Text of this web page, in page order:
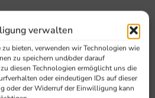
verwalten
bieten, verwenden wir Technologien wie
zu speichern und/oder darauf
diesen Technologien ermöglicht uns die
oder eindeutigen IDs auf dieser
oder der Widerruf der Einwilligung kann
B 500 x T 500 mm
mit Ablaufrinnen